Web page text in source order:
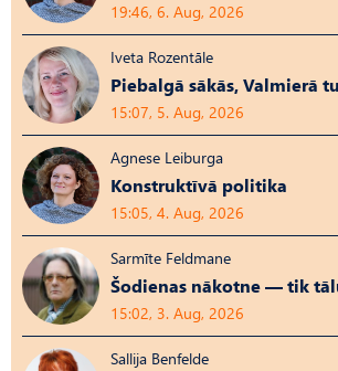
19:46, 6. Aug, 2026
Iveta Rozentāle
Piebalgā sākās, Valmierā
15:07, 5. Aug, 2026
Agnese Leiburga
Konstruktīvā politika
15:05, 4. Aug, 2026
Sarmīte Feldmane
Šodienas nākotne — tik
15:02, 3. Aug, 2026
Sallija Benfelde